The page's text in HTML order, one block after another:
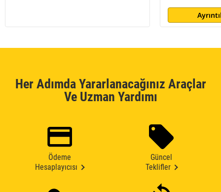
Her Adımda Yararlanacağınız Araçlar
Ve Uzman Yardımı
Ödeme
Hesaplayıcısı
Güncel
Teklifler